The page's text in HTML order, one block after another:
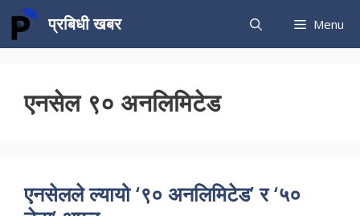
Skip
content
प्रबिधी खबर Menu
एनसेल ९० अनलिमिटेड
एनसेलले ल्यायो ‘९० अनलिमिटेड’ र ‘५०